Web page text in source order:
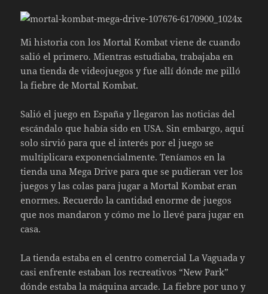
Mi historia con los Mortal Kombat viene de cuando
salió el primero. Mientras estudiaba, trabajaba en
una tienda de videojuegos y fue allí dónde me pilló
la fiebre de Mortal Kombat.
Salió el juego en España y llegaron las noticias del
escándalo que había sido en USA. Sin embargo, aquí
solo sirvió para que el interés por el juego se
multiplicara exponencialmente. Teníamos en la
tienda una Mega Drive para que se pudieran ver los
juegos y las colas para jugar a Mortal Kombat eran
enormes. Recuerdo la cantidad enorme de juegos
que nos mandaron y cómo me lo llevé para jugar en
casa.
La tienda estaba en el centro comercial La Vaguada y
casi enfrente estaban los recreativos “New Park”
dónde estaba la máquina arcade. La fiebre por uno y